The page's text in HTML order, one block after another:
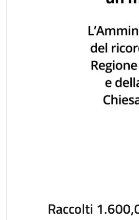
Raccolti